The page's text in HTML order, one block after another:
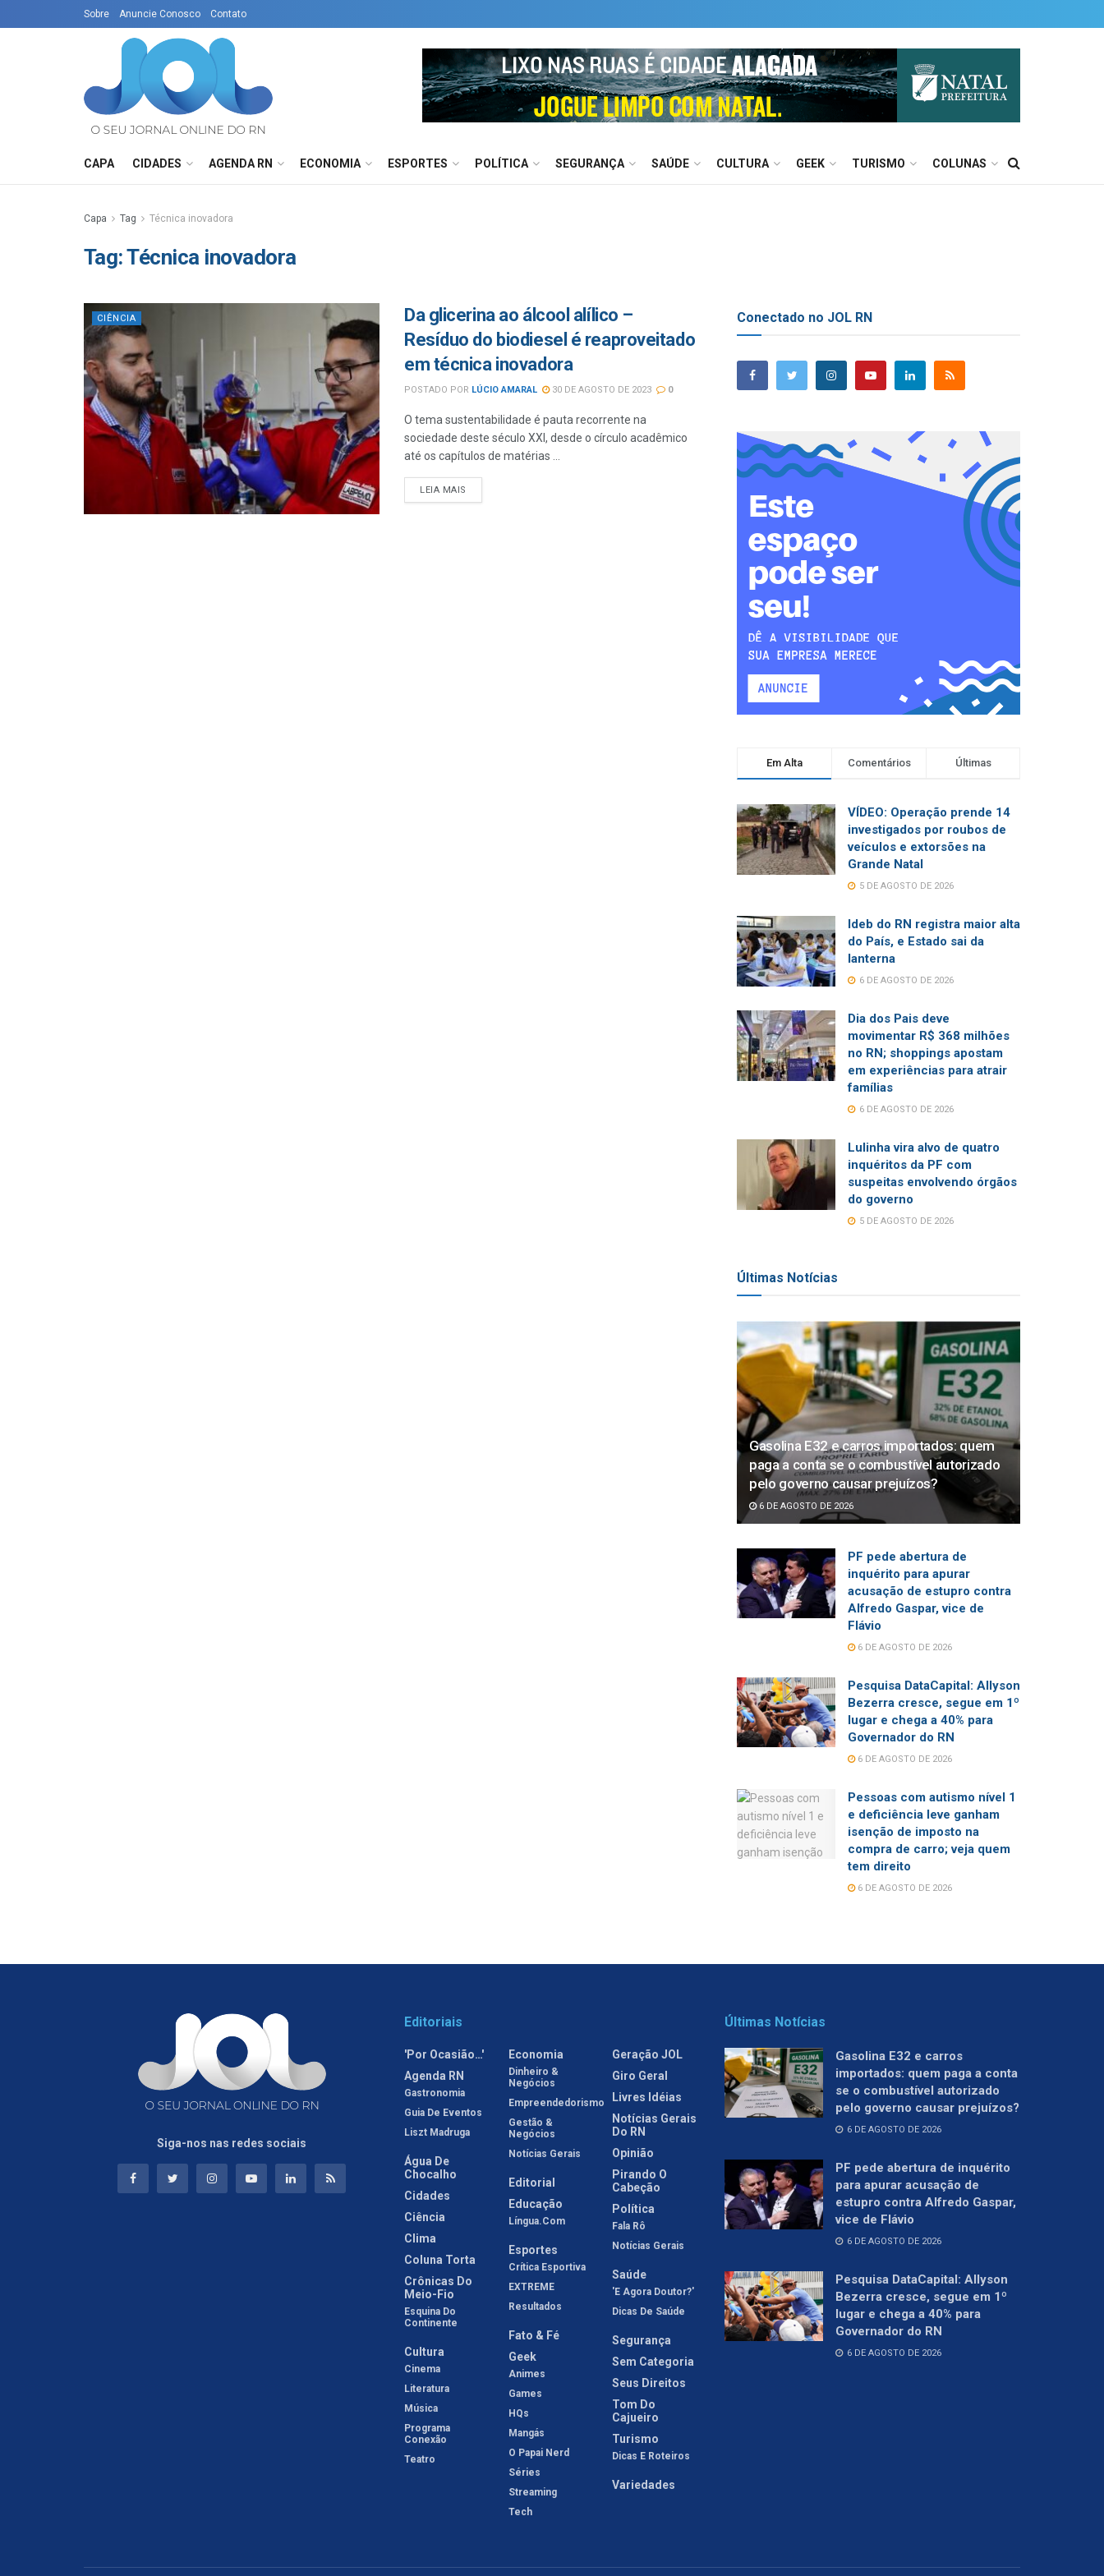
Sobre Anuncie Conosco Contato
CAPA CIDADES AGENDA RN ECONOMIA ESPORTES POLÍTICA SEGURANÇA SAÚDE CULTURA GEEK TURISMO COLUNAS
Capa Tag Técnica inovadora
Tag:Técnica inovadora
CIÊNCIA
Da glicerina ao álcool alílico –
Resíduo do biodiesel é reaproveitado
em técnica inovadora
POSTADO POR LÚCIO AMARAL 30 DE AGOSTO DE 2023 0
O tema sustentabilidade é pauta recorrente na
sociedade deste século XXI, desde o círculo acadêmico
até os capítulos de matérias ...
LEIA MAIS
Conectado no JOL RN
Em Alta Comentários Últimas
VÍDEO: Operação prende 14
investigados por roubos de
veículos e extorsões na
Grande Natal
5 DE AGOSTO DE 2026
Ideb do RN registra maior alta
do País, e Estado sai da
lanterna
6 DE AGOSTO DE 2026
Dia dos Pais deve
movimentar R$ 368 milhões
no RN; shoppings apostam
em experiências para atrair
famílias
6 DE AGOSTO DE 2026
Lulinha vira alvo de quatro
inquéritos da PF com
suspeitas envolvendo órgãos
do governo
5 DE AGOSTO DE 2026
Últimas Notícias
Gasolina E32 e carros importados: quem
paga a conta se o combustível autorizado
pelo governo causar prejuízos?
6 DE AGOSTO DE 2026
PF pede abertura de
inquérito para apurar
acusação de estupro contra
Alfredo Gaspar, vice de
Flávio
6 DE AGOSTO DE 2026
Pesquisa DataCapital: Allyson
Bezerra cresce, segue em 1º
lugar e chega a 40% para
Governador do RN
6 DE AGOSTO DE 2026
Pessoas com autismo nível 1
e deficiência leve ganham
isenção de imposto na
compra de carro; veja quem
tem direito
6 DE AGOSTO DE 2026
Siga-nos nas redes sociais
Editoriais
'Por Ocasião…'
Agenda RN
Gastronomia
Guia De Eventos
Liszt Madruga
Água De
Chocalho
Cidades
Ciência
Clima
Coluna Torta
Crônicas Do
Meio-Fio
Esquina Do
Continente
Cultura
Cinema
Literatura
Música
Programa
Conexão
Teatro
Economia
Dinheiro &
Negócios
Empreendedorismo
Gestão &
Negócios
Notícias Gerais
Editorial
Educação
Língua.com
Esportes
Crítica Esportiva
EXTREME
Resultados
Fato & Fé
Geek
Animes
Games
HQs
Mangás
O Papai Nerd
Séries
Streaming
Tech
Geração JOL
Giro Geral
Livres Idéias
Notícias Gerais
Do RN
Opinião
Pirando O
Cabeção
Política
Fala Rô
Notícias Gerais
Saúde
'E Agora Doutor?'
Dicas De Saúde
Segurança
Sem Categoria
Seus Direitos
Tom Do
Cajueiro
Turismo
Dicas E Roteiros
Variedades
Últimas Notícias
Gasolina E32 e carros
importados: quem paga a conta
se o combustível autorizado
pelo governo causar prejuízos?
6 DE AGOSTO DE 2026
PF pede abertura de inquérito
para apurar acusação de
estupro contra Alfredo Gaspar,
vice de Flávio
6 DE AGOSTO DE 2026
Pesquisa DataCapital: Allyson
Bezerra cresce, segue em 1º
lugar e chega a 40% para
Governador do RN
6 DE AGOSTO DE 2026